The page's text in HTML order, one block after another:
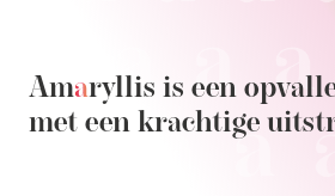
Amaryllis is een
met een krachtige